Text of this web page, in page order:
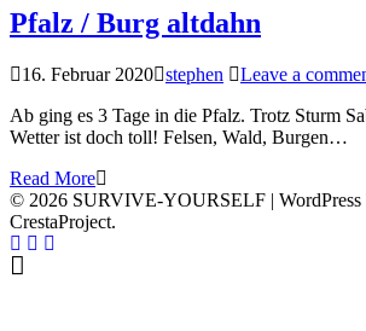
Pfalz / Burg altdahn
16. Februar 2020 stephen
Leave a
Ab ging es 3 Tage in die Pfalz. Trotz Sturm
Wetter ist doch toll! Felsen, Wald, Burgen…
Read More
© 2026 SURVIVE-YOURSELF | WordPress
CrestaProject.
Facebook
Instagram